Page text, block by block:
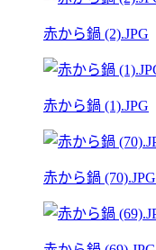
赤から鍋 (2).JPG
赤から鍋 (1).JPG
赤から鍋 (70).JPG